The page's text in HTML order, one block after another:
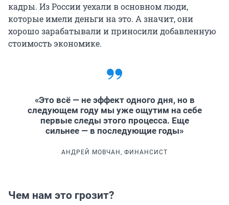
кадры. Из России уехали в основном люди,
которые имели деньги на это. А значит, они
хорошо зарабатывали и приносили добавленную
стоимость экономике.
«Это всё — не эффект одного дня, но в
следующем году мы уже ощутим на себе
первые следы этого процесса. Еще
сильнее — в последующие годы»
АНДРЕЙ МОВЧАН, ФИНАНСИСТ
Чем нам это грозит?